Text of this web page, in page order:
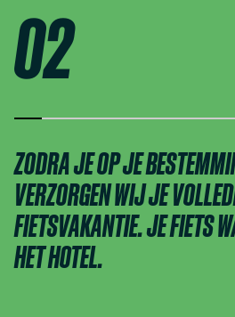
02
ZODRA JE OP JE
VERZORGEN WIJ JE
FIETSVAKANTIE. JE FIETS
HET HOTEL.